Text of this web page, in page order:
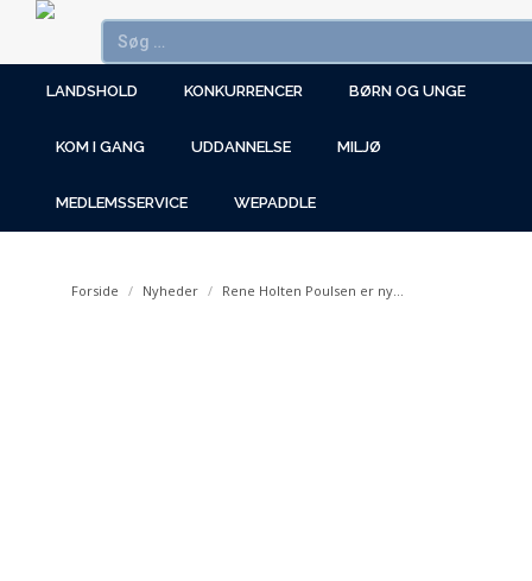
LANDSHOLD KONKURRENCER BØRN OG UNGE
KOM I GANG UDDANNELSE MILJØ
MEDLEMSSERVICE WEPADDLE
Forside Nyheder Rene Holten Poulsen er ny…